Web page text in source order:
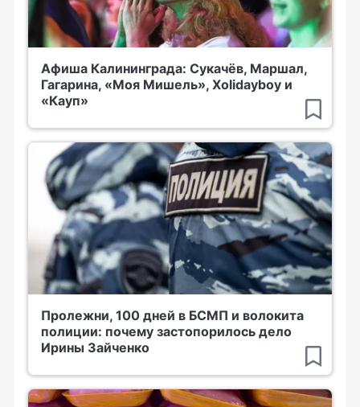
Афиша Калининграда: Сукачёв, Маршал,
Гагарина, «Моя Мишель», Xolidayboy и
«Кауп»
Пролежни, 100 дней в БСМП и волокита
полиции: почему застопорилось дело
Ирины Зайченко